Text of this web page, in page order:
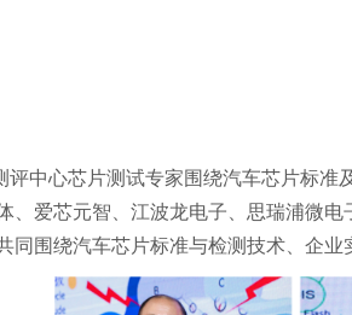
评中心芯片测试专家围绕汽车芯片标
、爱芯元智、江波龙电子、思瑞浦微
同围绕汽车芯片标准与检测技术、企